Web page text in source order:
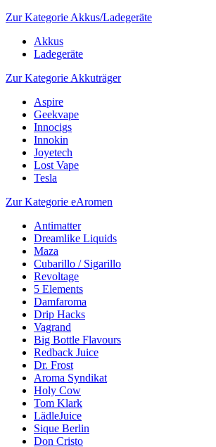
Zur Kategorie Akkus/Ladegeräte
Akkus
Ladegeräte
Zur Kategorie Akkuträger
Aspire
Geekvape
Innocigs
Innokin
Joyetech
Lost Vape
Tesla
Zur Kategorie eAromen
Antimatter
Dreamlike Liquids
Maza
Cubarillo / Sigarillo
Revoltage
5 Elements
Damfaroma
Drip Hacks
Vagrand
Big Bottle Flavours
Redback Juice
Dr. Frost
Aroma Syndikat
Holy Cow
Tom Klark
LädleJuice
Sique Berlin
Don Cristo